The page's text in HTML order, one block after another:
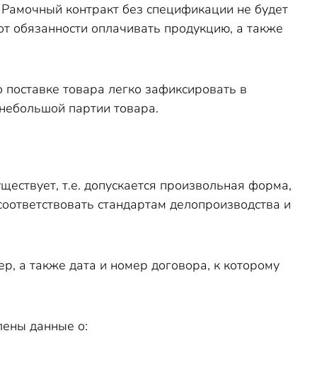
контракт без спецификации не будет
обязанности оплачивать продукцию, а также
товара легко зафиксировать в
партии товара.
т.е. допускается произвольная форма,
стандартам делопроизводства и
а также дата и номер договора, к которому
данные о: